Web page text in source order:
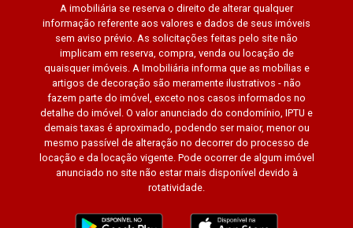
A imobiliária se reserva o direito de alterar qualquer
informação referente aos valores e dados de seus imóveis
sem aviso prévio. As solicitações feitas pelo site não
implicam em reserva, compra, venda ou locação de
quaisquer imóveis. A Imobiliária informa que as mobílias e
artigos de decoração são meramente ilustrativos - não
fazem parte do imóvel, exceto nos casos informados no
detalhe do imóvel. O valor anunciado do condomínio, IPTU e
demais taxas é aproximado, podendo ser maior, menor ou
mesmo passível de alteração no decorrer do processo de
locação e da locação vigente. Pode ocorrer de algum imóvel
anunciado no site não estar mais disponível devido à
rotatividade.